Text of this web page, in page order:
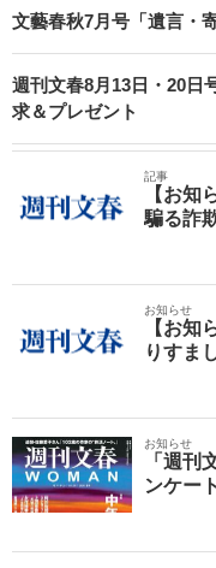
文藝春秋7月号「遺言・
週刊文春8月13日・20日
求＆プレゼント
記事
【お知
騙る詐
お知らせ
【お知
りすま
お知らせ
「週刊
ンケー